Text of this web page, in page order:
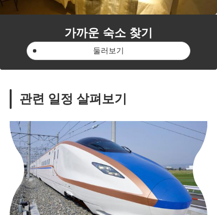
가까운 숙소 찾기
둘러보기
관련 일정 살펴보기